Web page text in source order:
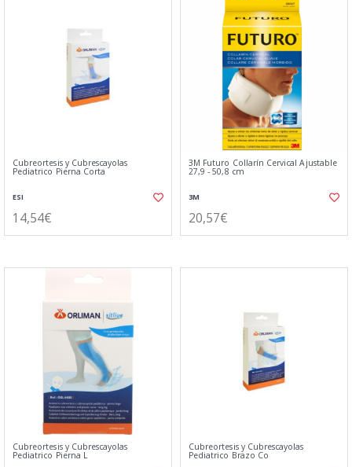
Cubreortesis y Cubrescayolas
Pediatrico Pierna Corta
ESI
14,54€
3M Futuro Collarín Cervical Ajustable
27,9 - 50,8 cm
3M
20,57€
Cubreortesis y Cubrescayolas
Pediatrico Pierna L
Cubreortesis y Cubrescayolas
Pediatrico Brazo Co